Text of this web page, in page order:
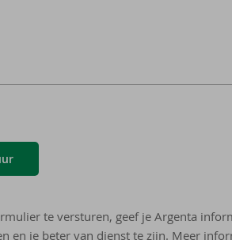
te versturen, geef je Argenta
en je beter van dienst te zijn. Meer